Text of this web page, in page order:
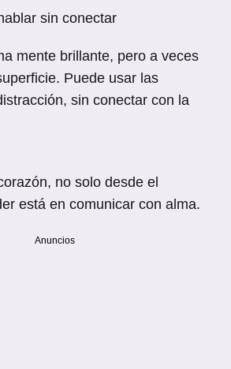
sin conectar
mente brillante, pero a veces
Puede usar las
sin conectar con la
no solo desde el
está en comunicar con alma.
Anuncios